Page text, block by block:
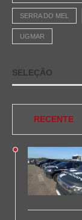
SERRA DO MEL
UGMAR
SELEÇÃO
RECENTE